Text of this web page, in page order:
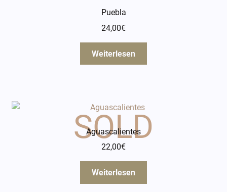
Puebla
24,00€
Weiterlesen
Aguascalientes
22,00€
Weiterlesen